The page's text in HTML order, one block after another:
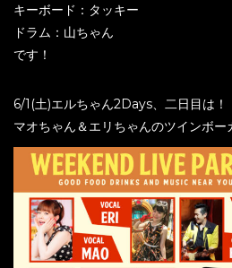
キーボード：タッキー
ドラム：山ちゃん
です！
6/1(土)エルちゃん2Days、二日目は！
マオちゃん＆エリちゃんのツインボー